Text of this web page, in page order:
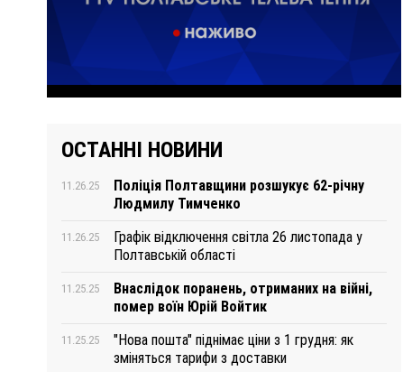
ОСТАННІ НОВИНИ
11.26.25
Поліція Полтавщини розшукує 62-річну
Людмилу Тимченко
11.26.25
Графік відключення світла 26 листопада у
Полтавській області
11.25.25
Внаслідок поранень, отриманих на війні,
помер воїн Юрій Войтик
11.25.25
"Нова пошта" піднімає ціни з 1 грудня: як
зміняться тарифи з доставки